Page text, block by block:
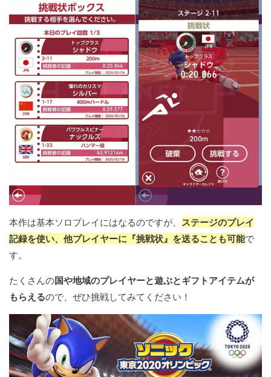
本作は基本ソロプレイにはなるのですが、 ステージのプレイ
記録を使い、他プレイヤーに『挑戦状』を送ることも可能で
す。
たくさんの国や地域のプレイヤーと遊ぶとギフトアイテムが
もらえるので、ぜひ挑戦してみてください！